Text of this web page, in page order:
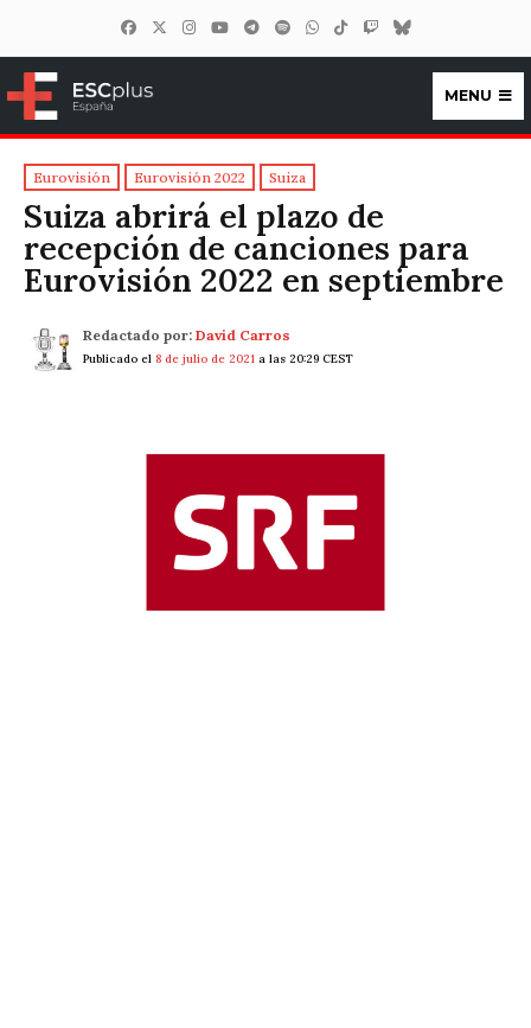
ESCplus España
MENU
Eurovisión Eurovisión 2022 Suiza
Suiza abrirá el plazo de
recepción de canciones para
Eurovisión 2022 en septiembre
Redactado por: David Carros
Publicado el 8 de julio de 2021 a las 20:29 CEST